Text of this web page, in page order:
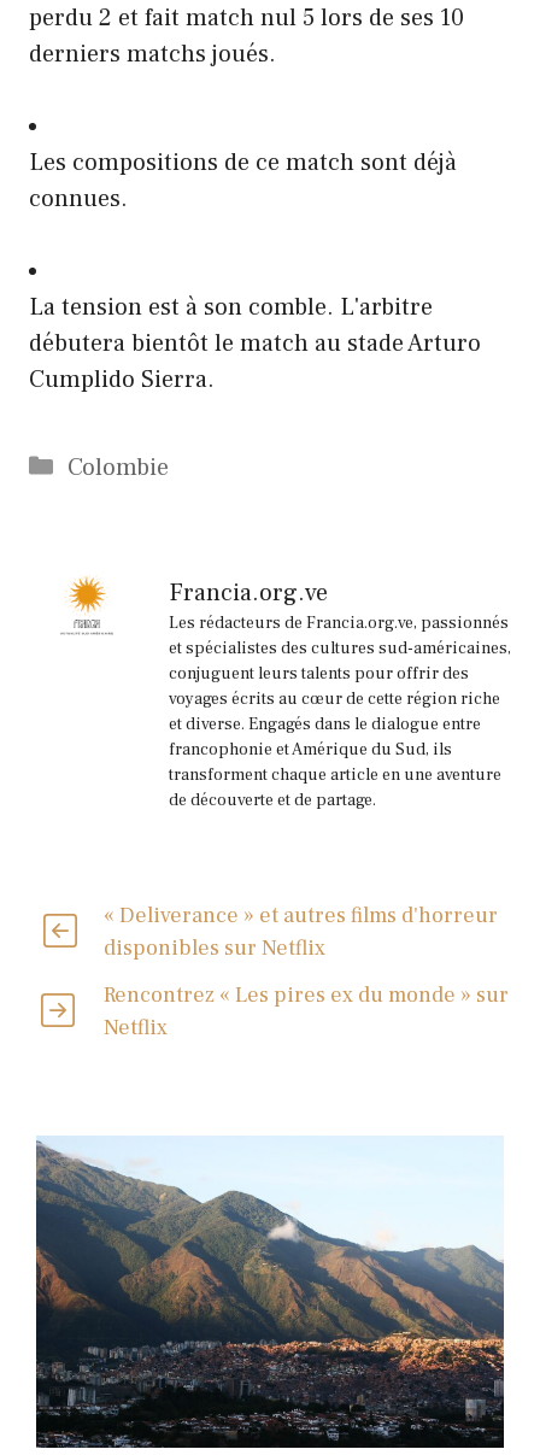
perdu 2 et fait match nul 5 lors de ses 10
derniers matchs joués.
Les compositions de ce match sont déjà
connues.
La tension est à son comble. L'arbitre
débutera bientôt le match au stade Arturo
Cumplido Sierra.
Catégories
Colombie
Francia.org.ve
Les rédacteurs de Francia.org.ve, passionnés
et spécialistes des cultures sud-américaines,
conjuguent leurs talents pour offrir des
voyages écrits au cœur de cette région riche
et diverse. Engagés dans le dialogue entre
francophonie et Amérique du Sud, ils
transforment chaque article en une aventure
de découverte et de partage.
« Deliverance » et autres films d'horreur
disponibles sur Netflix
Rencontrez « Les pires ex du monde » sur
Netflix